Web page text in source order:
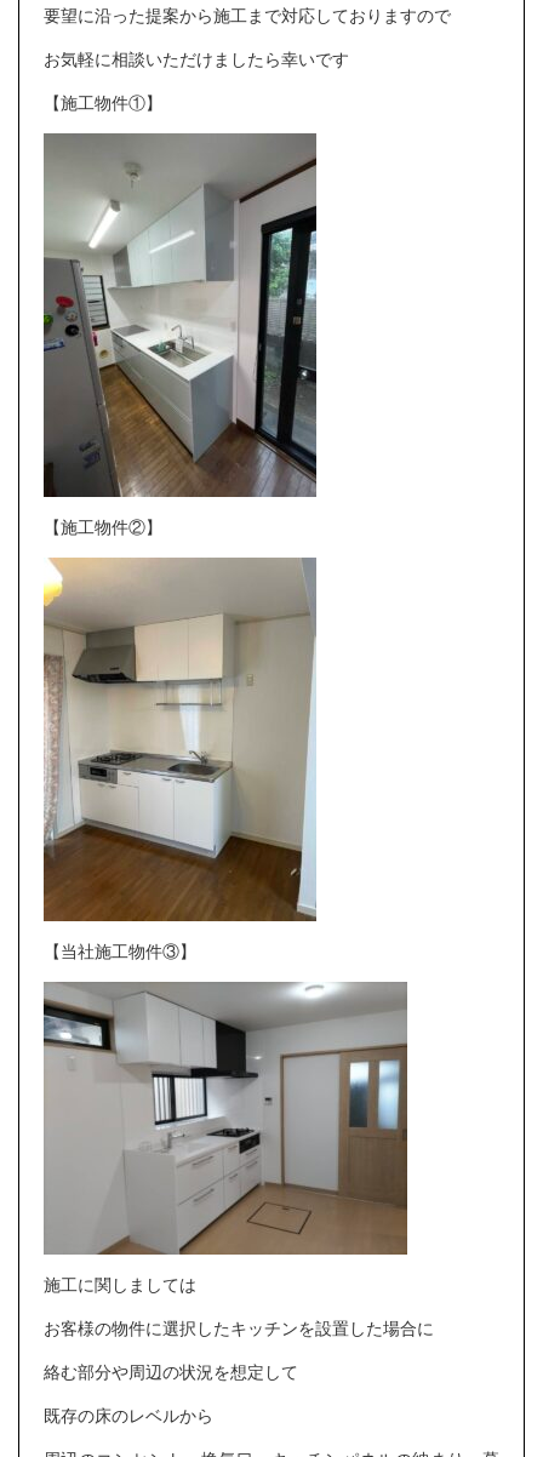
要望に沿った提案から施工まで対応しておりますので
お気軽に相談いただけましたら幸いです
【施工物件①】
【施工物件②】
【当社施工物件③】
施工に関しましては
お客様の物件に選択したキッチンを設置した場合に
絡む部分や周辺の状況を想定して
既存の床のレベルから